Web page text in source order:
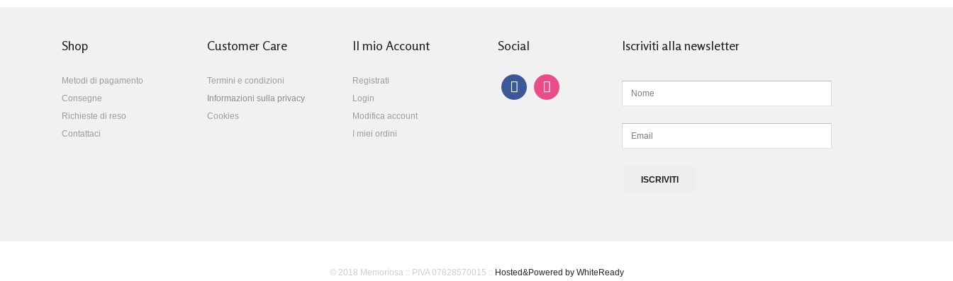
Shop
Metodi di pagamento
Consegne
Richieste di reso
Contattaci
Customer Care
Termini e condizioni
Informazioni sulla privacy
Cookies
Il mio Account
Registrati
Login
Modifica account
I miei ordini
Social Iscriviti alla newsletter
© 2018 Memoriosa :: PIVA 07828570015 :: Hosted&Powered by WhiteReady